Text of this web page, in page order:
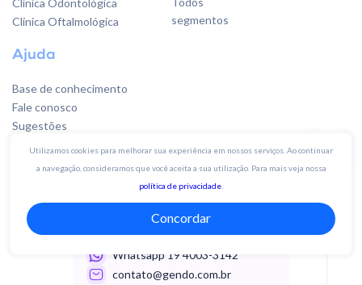
segmentos
Clínica Odontológica
Clínica Oftalmológica
Ajuda
Base de conhecimento
Fale conosco
Sugestões
Quer falar
com a gente?
Whatsapp 19 4003-3142
contato@gendo.com.br
Utilizamos cookies para melhorar sua experiência em nossos serviços. Ao continuar
a navegação, consideramos que você aceita a sua utilização. Para mais veja nossa
política de privacidade
Concordar